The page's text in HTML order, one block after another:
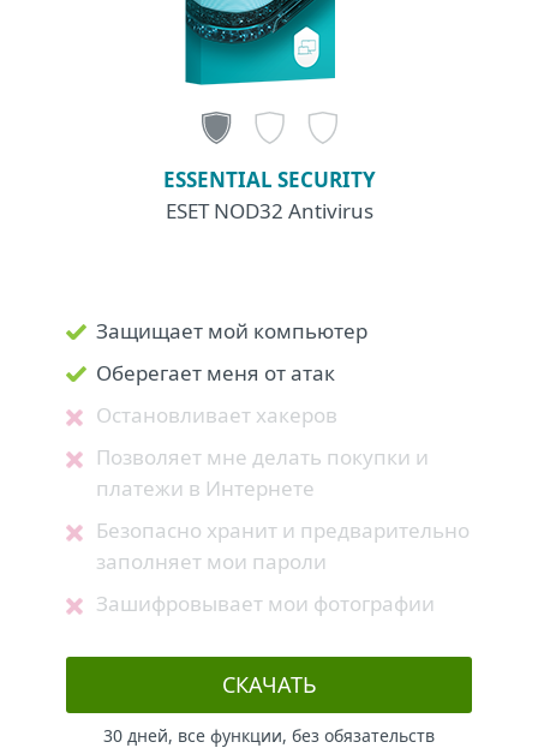
ESSENTIAL SECURITY
ESET NOD32 Antivirus
Защищает мой компьютер
Оберегает меня от атак
Остановливает хакеров
Позволяет мне делать покупки и
платежи в Интернете
Безопасно хранит и предварительно
заполняет мои пароли
Зашифровывает мои фотографии
СКАЧАТЬ
30 дней, все функции, без обязательств